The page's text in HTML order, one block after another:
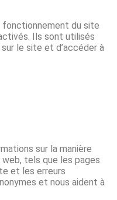
fonctionnement du site
Ils sont utilisés
le site et d’accéder à
sur la manière
tels que les pages
et les erreurs
et nous aident à